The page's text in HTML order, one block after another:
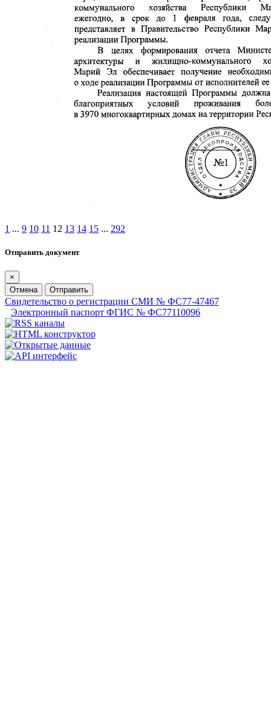
1 ... 9 10 11 12 13 14 15 ... 292
Отправить документ
×
Отмена
Отправить
Свидетельство о регистрации СМИ № ФС77-47467
Электронный паспорт ФГИС № ФС77110096